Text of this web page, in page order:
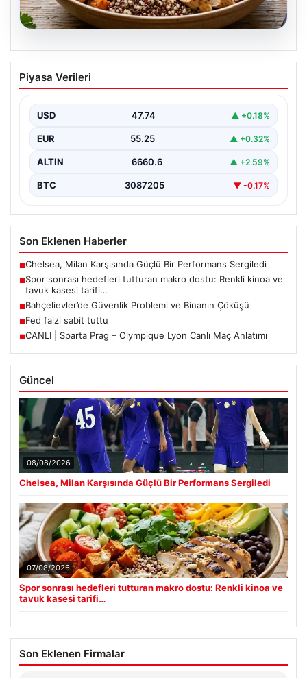
07.08.2026
Spor sonrası hedefleri tutturan makro
dostu: Renkli kinoa ve tavuk kasesi
Piyasa Verileri
USD 47.74 ▲ +0.18%
EUR 55.25 ▲ +0.32%
ALTIN 6660.6 ▲ +2.59%
BTC 3087205 ▼ -0.17%
Son Eklenen Haberler
■Chelsea, Milan Karşısında Güçlü Bir Performans Sergiledi
■Spor sonrası hedefleri tutturan makro dostu: Renkli kinoa ve
tavuk kasesi tarifi…
■Bahçelievler’de Güvenlik Problemi ve Binanın Çöküşü
■Fed faizi sabit tuttu
■CANLI | Sparta Prag – Olympique Lyon Canlı Maç Anlatımı
Güncel
08/08/2026
Chelsea, Milan Karşısında Güçlü Bir Performans Sergiledi
07/08/2026
Spor sonrası hedefleri tutturan makro dostu: Renkli kinoa ve
tavuk kasesi tarifi…
Son Eklenen Firmalar